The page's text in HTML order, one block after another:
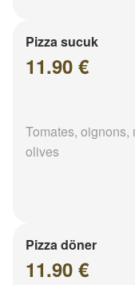
Pizza sucuk
11.90 €
Tomates,
olives
Pizza döner
11.90 €